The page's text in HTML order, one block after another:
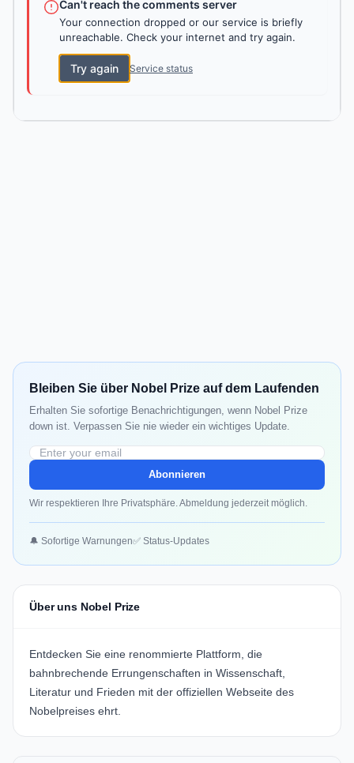
Can't reach the comments server
Your connection dropped or our service is briefly
unreachable. Check your internet and try again.
Try again Service status
Bleiben Sie über Nobel Prize auf dem Laufenden
Erhalten Sie sofortige Benachrichtigungen, wenn Nobel Prize
down ist. Verpassen Sie nie wieder ein wichtiges Update.
Abonnieren
Wir respektieren Ihre Privatsphäre. Abmeldung jederzeit möglich.
🔔 Sofortige Warnungen✅ Status-Updates
Über uns Nobel Prize
Entdecken Sie eine renommierte Plattform, die
bahnbrechende Errungenschaften in Wissenschaft,
Literatur und Frieden mit der offiziellen Webseite des
Nobelpreises ehrt.